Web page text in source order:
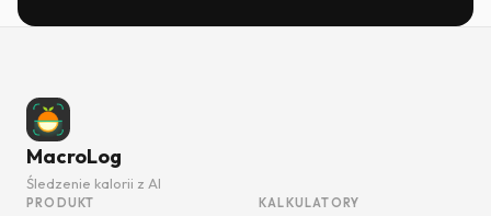
MacroLog
Śledzenie kalorii z AI
PRODUKT KALKULATORY